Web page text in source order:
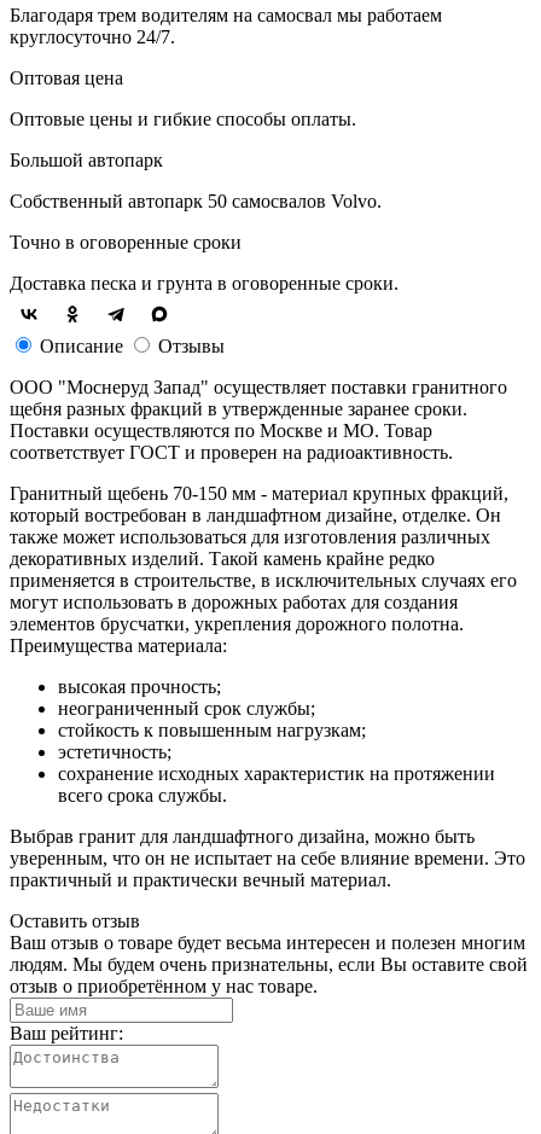
Благодаря трем водителям на самосвал мы работаем
круглосуточно 24/7.
Оптовая цена
Оптовые цены и гибкие способы оплаты.
Большой автопарк
Собственный автопарк 50 самосвалов Volvo.
Точно в оговоренные сроки
Доставка песка и грунта в оговоренные сроки.
Описание
Отзывы
ООО "Моснеруд Запад" осуществляет поставки гранитного
щебня разных фракций в утвержденные заранее сроки.
Поставки осуществляются по Москве и МО. Товар
соответствует ГОСТ и проверен на радиоактивность.
Гранитный щебень 70-150 мм - материал крупных фракций,
который востребован в ландшафтном дизайне, отделке. Он
также может использоваться для изготовления различных
декоративных изделий. Такой камень крайне редко
применяется в строительстве, в исключительных случаях его
могут использовать в дорожных работах для создания
элементов брусчатки, укрепления дорожного полотна.
Преимущества материала:
высокая прочность;
неограниченный срок службы;
стойкость к повышенным нагрузкам;
эстетичность;
сохранение исходных характеристик на протяжении
всего срока службы.
Выбрав гранит для ландшафтного дизайна, можно быть
уверенным, что он не испытает на себе влияние времени. Это
практичный и практически вечный материал.
Оставить отзыв
Ваш отзыв о товаре будет весьма интересен и полезен многим
людям. Мы будем очень признательны, если Вы оставите свой
отзыв о приобретённом у нас товаре.
Ваш рейтинг: